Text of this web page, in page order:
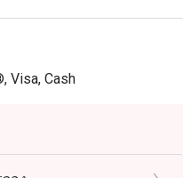
Visa, Cash